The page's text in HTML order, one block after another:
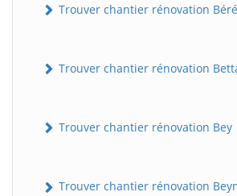
Trouver chantier rénovation
Trouver chantier rénovation
Trouver chantier rénovation Bey
Trouver chantier rénovation